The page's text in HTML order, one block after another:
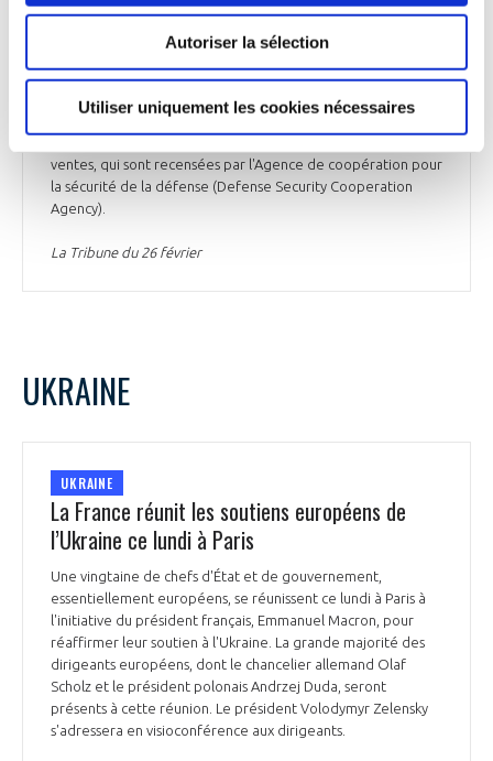
Autoriser la sélection
Utiliser uniquement les cookies nécessaires
Unis en faveur de Taïwan, après les 5 contrats entérinés en
2023 pour un montant de 1,85 Md$. Depuis l'arrivée de
autorisé des ventes d'armes à Taïwan pour un total de près
de 5 Md$ (4,82 Md$, 4,45 Md€), Soit 17 contrats, dont 4 ont
été supérieurs à 499 M$. Le décompte a été réalisé à partir
ventes, qui sont recensées par l'Agence de coopération pour
la sécurité de la défense (Defense Security Cooperation
Agency).
La Tribune du 26 février
UKRAINE
UKRAINE
La France réunit les soutiens européens de
l’Ukraine ce lundi à Paris
Une vingtaine de chefs d'État et de gouvernement,
essentiellement européens, se réunissent ce lundi à Paris à
l'initiative du président français, Emmanuel Macron, pour
réaffirmer leur soutien à l'Ukraine. La grande majorité des
dirigeants européens, dont le chancelier allemand Olaf
Scholz et le président polonais Andrzej Duda, seront
présents à cette réunion. Le président Volodymyr Zelensky
s'adressera en visioconférence aux dirigeants.